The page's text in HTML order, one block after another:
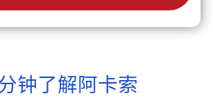
钟了解阿卡索